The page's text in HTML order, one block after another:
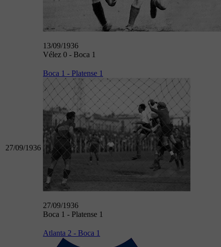
13/09/1936
Vélez 0 - Boca 1
27/09/1936
Boca 1 - Platense 1
27/09/1936
Boca 1 - Platense 1
Atlanta 2 - Boca 1